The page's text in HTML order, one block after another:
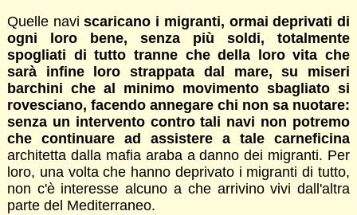
Quelle navi scaricano i migranti, ormai deprivati di
ogni loro bene, senza più soldi, totalmente
spogliati di tutto tranne che della loro vita che
sarà infine loro strappata dal mare, su miseri
barchini che al minimo movimento sbagliato si
rovesciano, facendo annegare chi non sa nuotare:
senza un intervento contro tali navi non potremo
che continuare ad assistere a tale carneficina
architetta dalla mafia araba a danno dei migranti. Per
loro, una volta che hanno deprivato i migranti di tutto,
non c'è interesse alcuno a che arrivino vivi dall'altra
parte del Mediterraneo.